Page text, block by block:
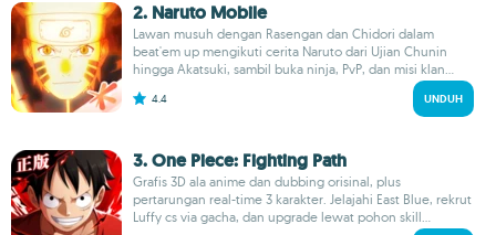
2. Naruto Mobile
Lawan musuh dengan Rasengan dan Chidori dalam
beat'em up mengikuti cerita Naruto dari Ujian Chunin
hingga Akatsuki, sambil buka ninja, PvP, dan misi klan...
4.4 UNDUH
3. One Piece: Fighting Path
Grafis 3D ala anime dan dubbing orisinal, plus
pertarungan real-time 3 karakter. Jelajahi East Blue, rekrut
Luffy cs via gacha, dan upgrade lewat pohon skill...